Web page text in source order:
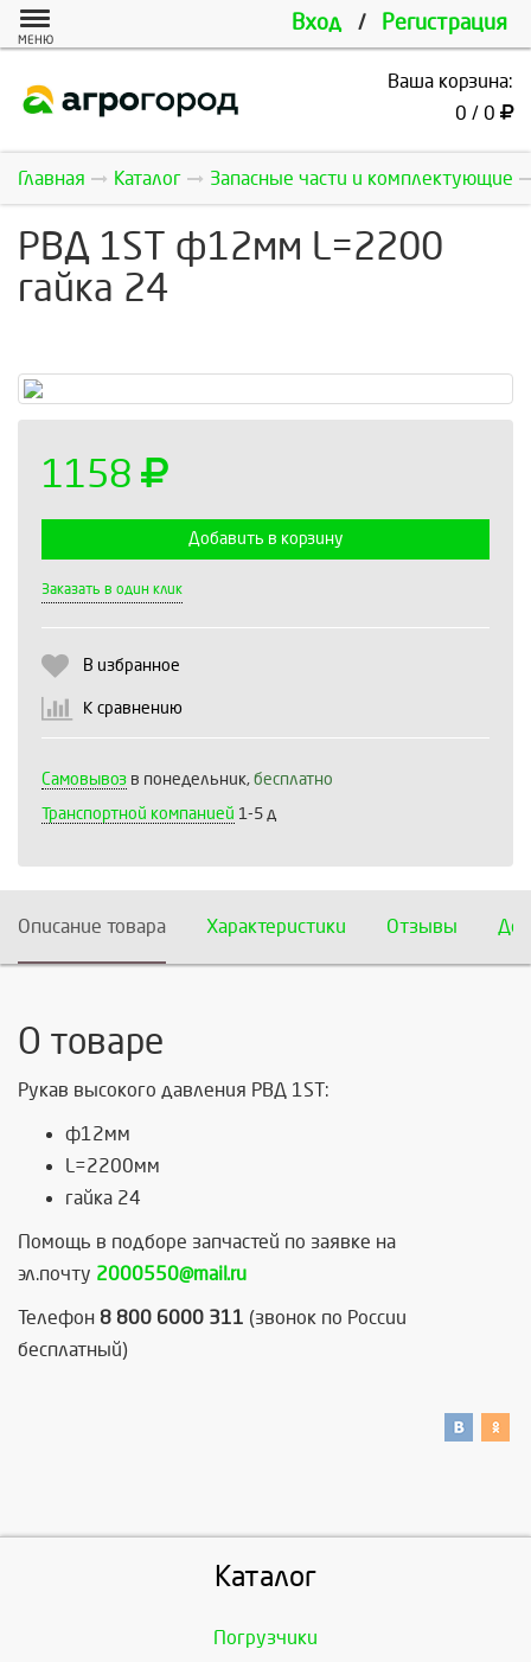
Вход / Регистрация
МЕНЮ
Ваша корзина:
0 / 0
Главная Каталог Запасные части и комплектующие
РВД 1ST ф12мм L=2200
гайка 24
1158
Добавить в корзину
Заказать в один клик
В избранное
К сравнению
Самовывоз в понедельник, бесплатно
Транспортной компанией 1-5 д
Описание товара Характеристики Отзывы
О товаре
Рукав высокого давления РВД 1ST:
ф12мм
L=2200мм
гайка 24
Помощь в подборе запчастей по заявке на
эл.почту 2000550@mail.ru
Телефон 8 800 6000 311 (звонок по России
бесплатный)
Каталог
Погрузчики